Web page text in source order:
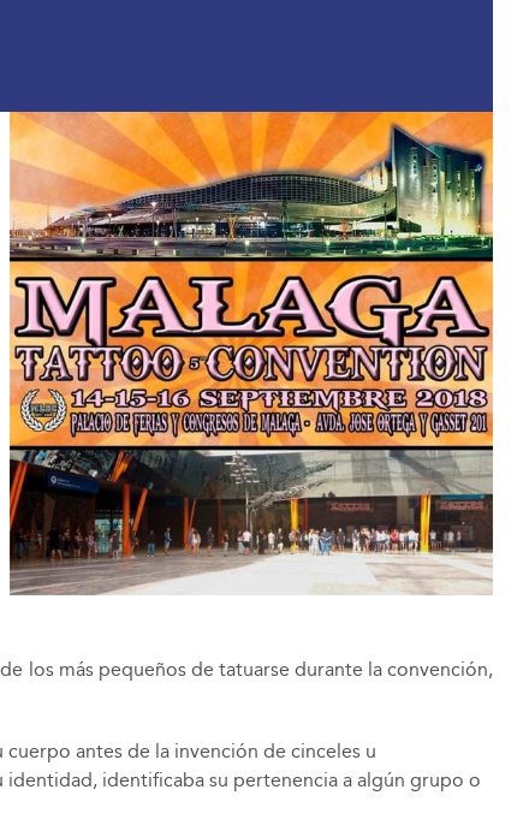
los más pequeños de tatuarse durante la convención,
antes de la invención de cinceles u
identificaba su pertenencia a algún grupo o